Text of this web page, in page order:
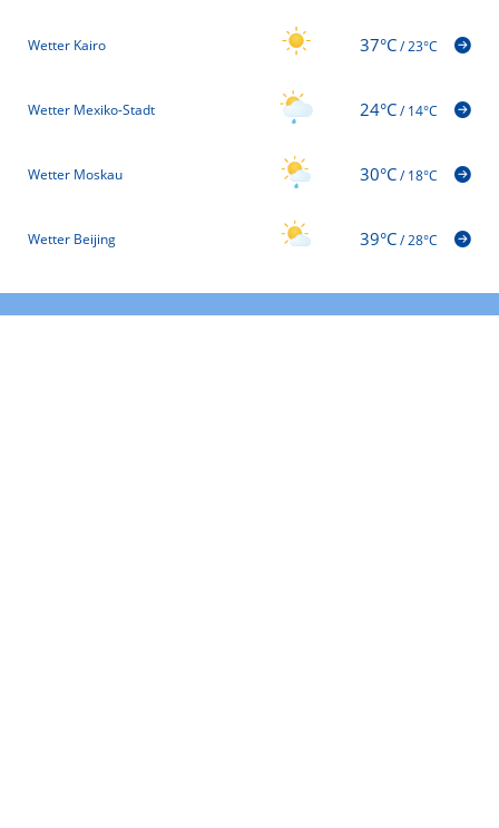
Wetter Kairo 37°C/23°C
Wetter Mexiko-Stadt 24°C/14°C
Wetter Moskau 30°C/18°C
Wetter Beijing 39°C/28°C